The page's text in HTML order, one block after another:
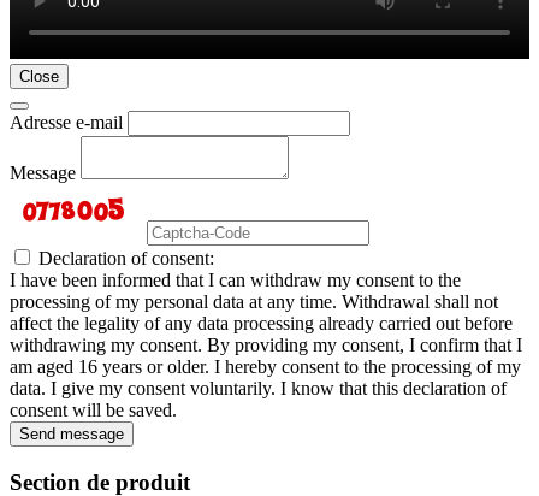
Close
Adresse e-mail
Message
Declaration of consent:
I have been informed that I can withdraw my consent to the
processing of my personal data at any time. Withdrawal shall not
affect the legality of any data processing already carried out before
withdrawing my consent. By providing my consent, I confirm that I
am aged 16 years or older. I hereby consent to the processing of my
data. I give my consent voluntarily. I know that this declaration of
consent will be saved.
Send message
Section de produit